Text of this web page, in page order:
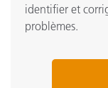
identifier et
problèmes.